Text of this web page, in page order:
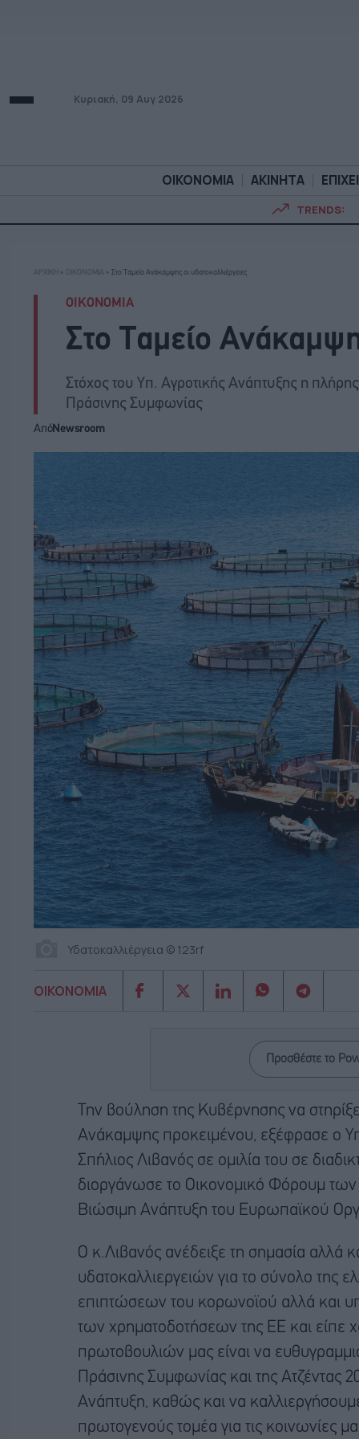
Κυριακή, 09 Αυγ 2026
ΟΙΚΟΝΟΜΙΑ ΑΚΙΝΗΤΑ
TRENDS:
ΟΙΚΟΝΟΜΙΑ
ΑΡΧΙΚΗ » ΟΙΚΟΝΟΜΙΑ » Στο Ταμείο Ανάκαμψης οι υδατοκαλλιέργειες
ΟΙΚΟΝΟΜΙΑ
Στο Ταμείο
Στόχος του Υπ. Αγροτικής Ανάπτυξης η
Πράσινης Συμφωνίας
ΑπόNewsroom
Υδατοκαλλιέργεια © 123rf
ΟΙΚΟΝΟΜΙΑ
Προσθέστε το
Την βούληση της Κυβέρνησης να
Ανάκαμψης προκειμένου, εξέφρασε ο
Σπήλιος Λιβανός σε ομιλία του σε
διοργάνωσε το Οικονομικό Φόρουμ των
Βιώσιμη Ανάπτυξη του Ευρωπαϊκού
Ο κ.Λιβανός ανέδειξε τη σημασία αλλά
υδατοκαλλιεργειών για το σύνολο της
επιπτώσεων του κορωνοϊού αλλά και
των χρηματοδοτήσεων της ΕΕ και είπε
πρωτοβουλιών μας είναι να
Πράσινης Συμφωνίας και της
Ανάπτυξη, καθώς και να
πρωτογενούς τομέα για τις κοινωνίες